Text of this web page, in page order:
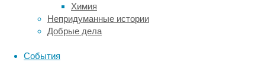
Химия
Непридуманные истории
Добрые дела
События
толчков.
Такие
землетрясения
и